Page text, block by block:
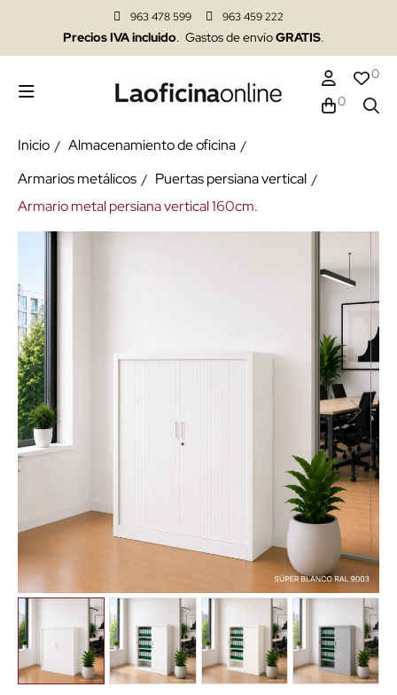
963 478 599 963 459 222
Precios IVA incluido. Gastos de envíoGRATIS.
0
0
Inicio
Almacenamiento de oficina
Armarios metálicos
Puertas persiana vertical
Armario metal persiana vertical 160cm.